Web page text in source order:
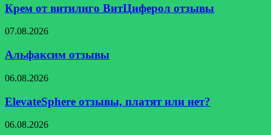
витилиго
ВитЦиферол
отзывы
Крем от витилиго ВитЦиферол отзывы
Альфаксим
07.08.2026
Альфаксим отзывы
ElevateSphere
платят
или
нет?
06.08.2026
ElevateSphere отзывы, платят или нет?
Турбозайм
06.08.2026